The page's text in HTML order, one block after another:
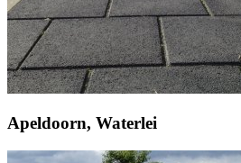
Apeldoorn, Waterlei